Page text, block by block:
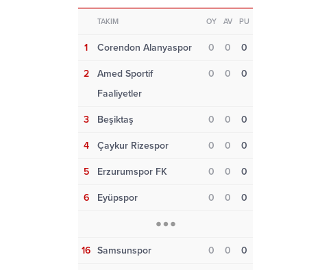
TAKIM OY AV PU
1 Corendon Alanyaspor 0 0 0
2
Amed Sportif
Faaliyetler
0 0 0
3 Beşiktaş 0 0 0
4 Çaykur Rizespor 0 0 0
5 Erzurumspor FK 0 0 0
6 Eyüpspor 0 0 0
16 Samsunspor 0 0 0